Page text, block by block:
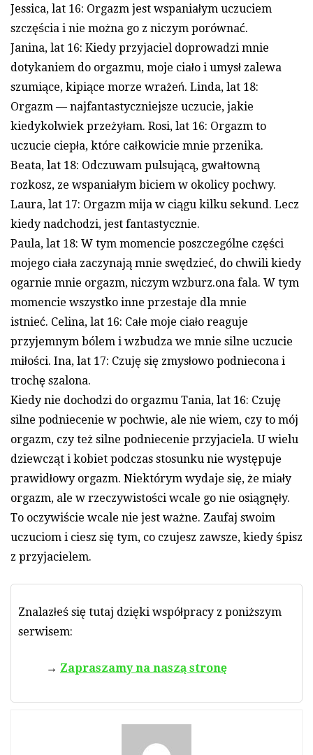
Jessica, lat 16: Orgazm jest wspaniałym uczuciem
szczęścia i nie można go z niczym porównać.
Janina, lat 16: Kiedy przyjaciel doprowadzi mnie
dotykaniem do orgazmu, moje ciało i umysł zalewa
szumiące, kipiące morze wrażeń. Linda, lat 18:
Orgazm — najfantastyczniejsze uczucie, jakie
kiedykolwiek przeżyłam. Rosi, lat 16: Orgazm to
uczucie ciepła, które całkowicie mnie przenika.
Beata, lat 18: Odczuwam pulsującą, gwałtowną
rozkosz, ze wspaniałym biciem w okolicy pochwy.
Laura, lat 17: Orgazm mija w ciągu kilku sekund. Lecz
kiedy nadchodzi, jest fantastycznie.
Paula, lat 18: W tym momencie poszczególne części
mojego ciała zaczynają mnie swędzieć, do chwili kiedy
ogarnie mnie orgazm, niczym wzburz.ona fala. W tym
momencie wszystko inne przestaje dla mnie
istnieć. Celina, lat 16: Całe moje ciało reaguje
przyjemnym bólem i wzbudza we mnie silne uczucie
miłości. Ina, lat 17: Czuję się zmysłowo podniecona i
trochę szalona.
Kiedy nie dochodzi do orgazmu Tania, lat 16: Czuję
silne podniecenie w pochwie, ale nie wiem, czy to mój
orgazm, czy też silne podniecenie przyjaciela. U wielu
dziewcząt i kobiet podczas stosunku nie występuje
prawidłowy orgazm. Niektórym wydaje się, że miały
orgazm, ale w rzeczywistości wcale go nie osiągnęły.
To oczywiście wcale nie jest ważne. Zaufaj swoim
uczuciom i ciesz się tym, co czujesz zawsze, kiedy śpisz
z przyjacielem.
Znalazłeś się tutaj dzięki współpracy z poniższym
serwisem:
Zapraszamy na naszą stronę